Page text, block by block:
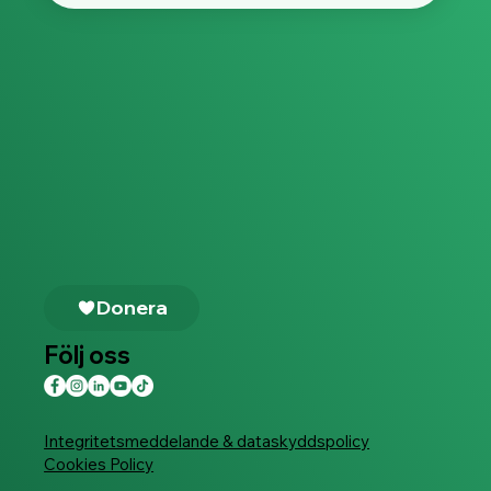
Integritetsmeddelande & dataskyddspolicy
Cookies Policy
Donera
Följ oss